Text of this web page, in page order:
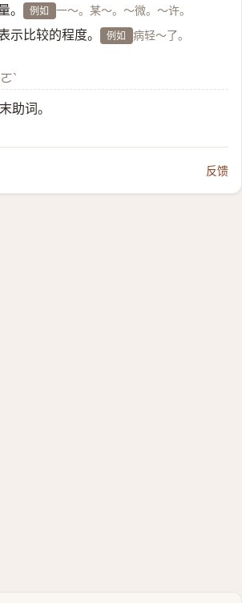
。 例如 一～。某～。～微。～许。
示比较的程度。 例如 病轻～了。
ˋ
助词。
反馈